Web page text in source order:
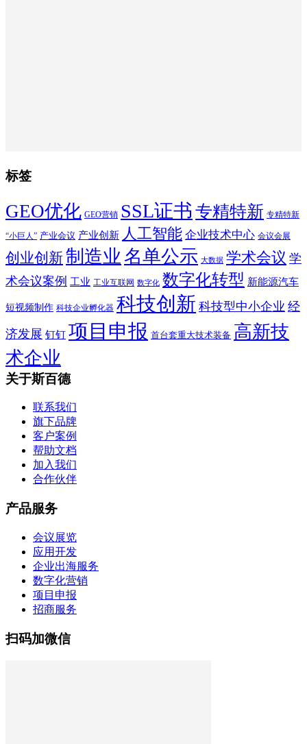
标签
GEO优化 GEO营销 SSL证书 专精特新 专精特新
“小巨人” 产业会议 产业创新 人工智能 企业技术中心 会议会展
创业创新制造业 名单公示 大数据 学术会议 学
术会议案例 工业 工业互联网 数字化 数字化转型 新能源汽车
短视频制作 科技企业孵化器 科技创新 科技型中小企业 经
济发展 钉钉 项目申报 首台套重大技术装备 高新技
术企业
关于斯百德
联系我们
旗下品牌
客户案例
帮助文档
加入我们
合作伙伴
产品服务
会议展览
应用开发
企业出海服务
数字化营销
项目申报
招商服务
扫码加微信